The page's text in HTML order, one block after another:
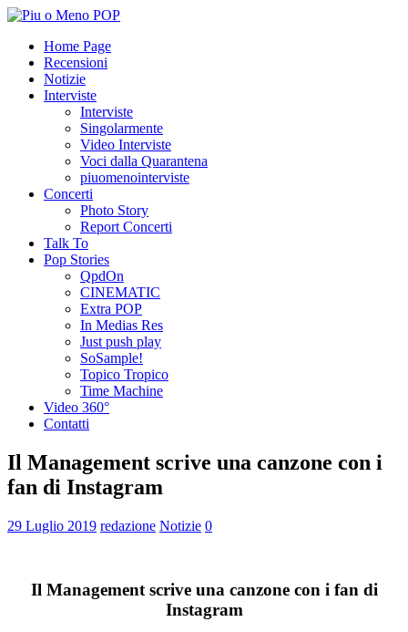
Home Page
Recensioni
Notizie
Interviste
Interviste
Singolarmente
Video Interviste
Voci dalla Quarantena
piuomenointerviste
Concerti
Photo Story
Report Concerti
Talk To
Pop Stories
QpdOn
CINEMATIC
Extra POP
In Medias Res
Just push play
SoSample!
Topico Tropico
Time Machine
Video 360°
Contatti
Il Management scrive una canzone con i
fan di Instagram
29 Luglio 2019 redazione Notizie 0
Il Management scrive una canzone con i fan di
Instagram